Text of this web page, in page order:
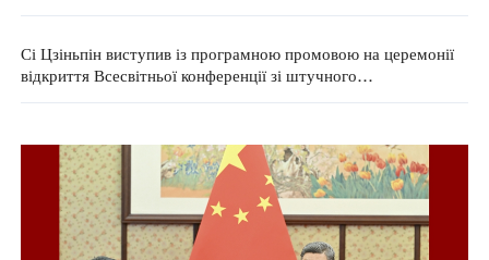
Сі Цзіньпін виступив із програмною промовою на церемонії
відкриття Всесвітньої конференції зі штучного